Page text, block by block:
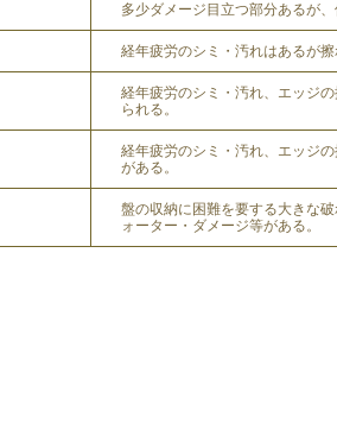
多少ダメージ目立つ部分あるが、
経年疲労のシミ・汚れはあるが擦
経年疲労のシミ・汚れ、エッジ
られる。
経年疲労のシミ・汚れ、エッジ
がある。
盤の収納に困難を要する大きな
ォーター・ダメージ等がある。